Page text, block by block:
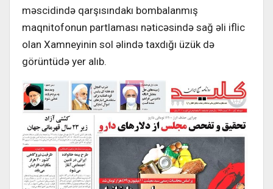
məscidində qarşısındakı bombalanmış
maqnitofonun partlaması nəticəsində sağ əli iflic
olan Xamneyinin sol əlində taxdığı üzük də
görüntüdə yer alıb.